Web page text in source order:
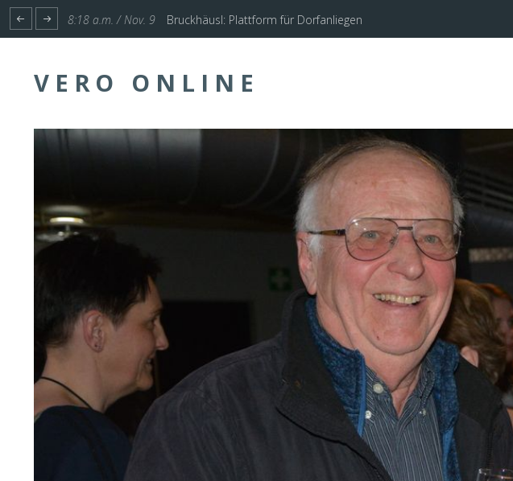
1:17 p.m. / Nov. 4 Start für Planung Hochwasserschutz Unterinntal
VERO ONLINE